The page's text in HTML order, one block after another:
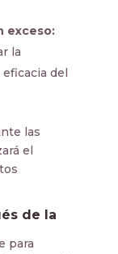
exceso:
la
del
las
el
de la
para